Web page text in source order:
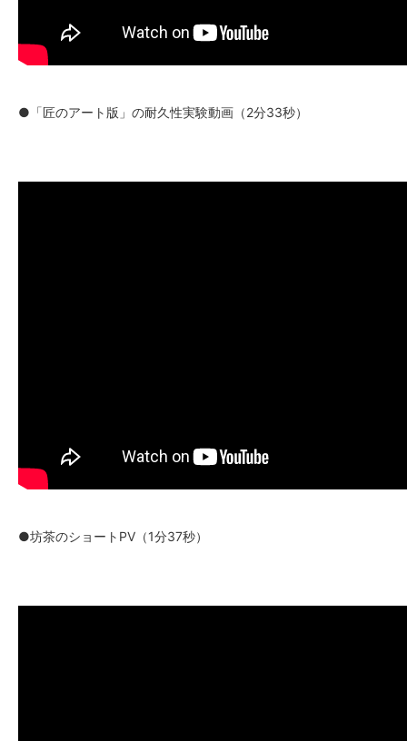
●「匠のアート版」の耐久性実験動画（2分33秒）
●坊茶のショートPV（1分37秒）